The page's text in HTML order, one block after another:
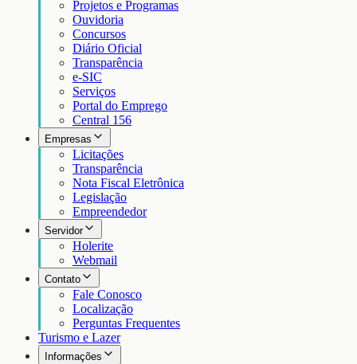
Projetos e Programas
Ouvidoria
Concursos
Diário Oficial
Transparência
e-SIC
Serviços
Portal do Emprego
Central 156
Empresas
Licitações
Transparência
Nota Fiscal Eletrônica
Legislação
Empreendedor
Servidor
Holerite
Webmail
Contato
Fale Conosco
Localização
Perguntas Frequentes
Turismo e Lazer
Informações